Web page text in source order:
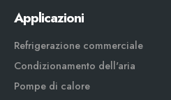
Applicazioni
Refrigerazione commerciale
Condizionamento dell'aria
Pompe di calore